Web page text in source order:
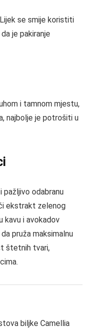
se smije koristiti
je pakiranje
i tamnom mjestu,
najbolje je potrošiti u
pažljivo odabranu
ekstrakt zelenog
kavu i avokadov
pruža maksimalnu
štetnih tvari,
biljke Camellia